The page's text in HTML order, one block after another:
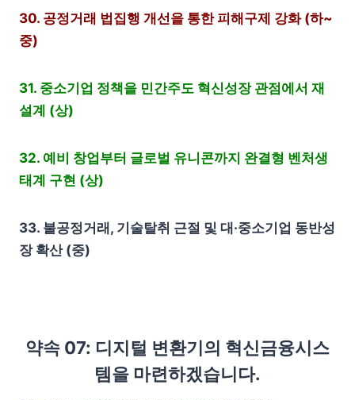
30. 공정거래 법집행 개선을 통한 피해구제 강화 (하~
중)
31. 중소기업 정책을 민간주도 혁신성장 관점에서 재
설계 (상)
32. 예비 창업부터 글로벌 유니콘까지 완결형 벤처생
태계 구현 (상)
33. 불공정거래, 기술탈취 근절 및 대·중소기업 동반성
장 확산 (중)
약속 07: 디지털 변환기의 혁신금융시스
템을 마련하겠습니다.